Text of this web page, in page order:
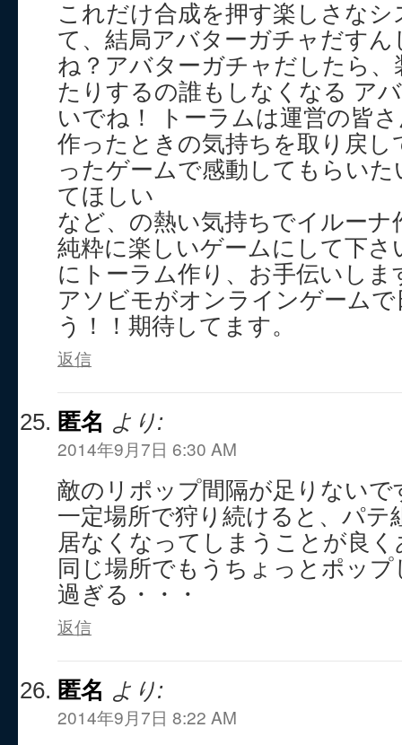
これだけ合成を押す楽しさな
て、結局アバターガチャだす
ね？アバターガチャだしたら
たりするの誰もしなくなる ア
いでね！ トーラムは運営の皆
作ったときの気持ちを取り戻し
ったゲームで感動してもらい
てほしい
など、の熱い気持ちでイルー
純粋に楽しいゲームにして下さ
にトーラム作り、お手伝いし
アソビモがオンラインゲーム
う！！期待してます。
返信
匿名 より:
2014年9月7日 6:30 AM
敵のリポップ間隔が足りないで
一定場所で狩り続けると、パテ
居なくなってしまうことが良
同じ場所でもうちょっとポッ
過ぎる・・・
返信
匿名 より:
2014年9月7日 8:22 AM